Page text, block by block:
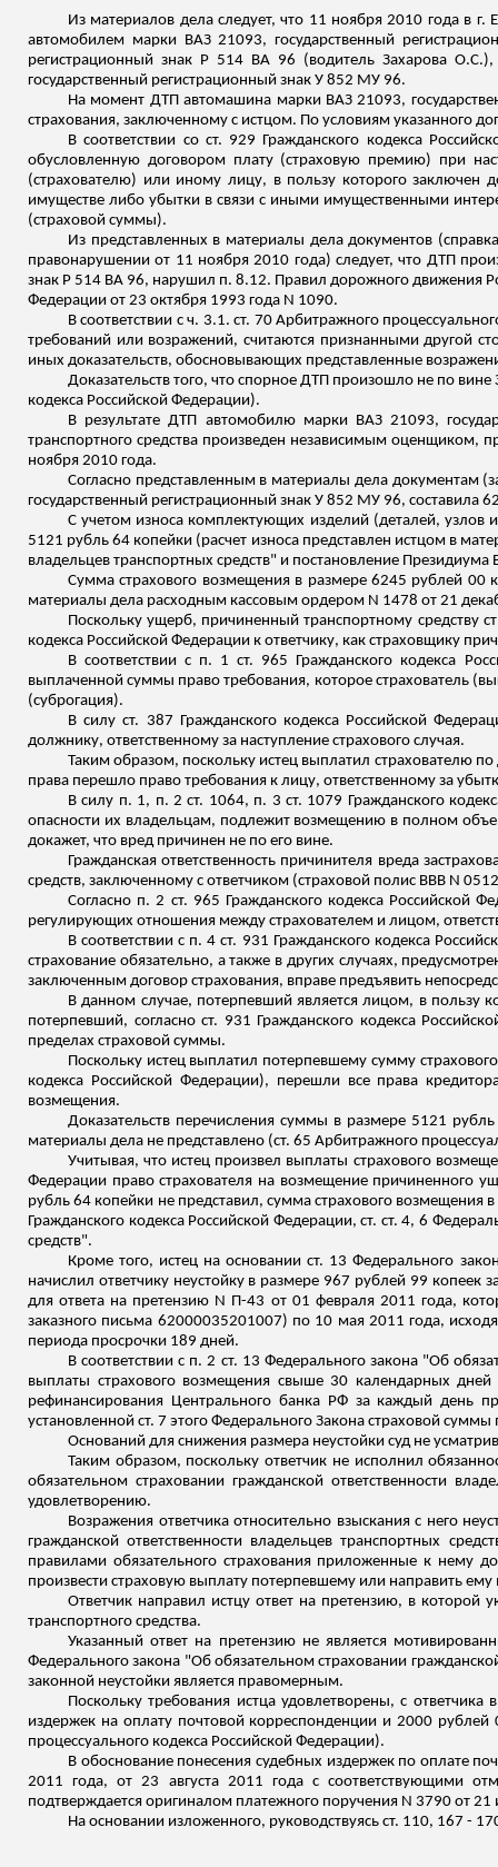
Из материалов дела следует, что 11 ноября 2010 года в
автомобилем марки ВАЗ 21093, государственный
регистрационный знак Р514 ВА 96 (водитель Захарова О.С.),
государственный регистрационный знак У 852 МУ 96.
На момент ДТП автомашина марки ВАЗ 21093,
страхования, заключенному с истцом. По условиям указанного
В соответствии со ст. 929 Гражданского кодекса
обусловленную договором плату (страховую премию) при
(страхователю) или иному лицу, в пользу которого заключен
имуществе либо убытки в связи с иными имущественными
(страховой суммы).
Из представленных в материалы дела документов
правонарушении от 11 ноября 2010 года) следует, что ДТП
знак Р 514 ВА 96, нарушил п. 8.12. Правил дорожного движения
Федерации от 23 октября 1993 года N 1090.
В соответствии с ч. 3.1. ст. 70 Арбитражного
требований или возражений, считаются признанными другой
иных доказательств, обосновывающих представленные
Доказательств того, что спорное ДТП произошло не по
кодекса Российской Федерации).
В результате ДТП автомобилю марки ВАЗ 21093,
транспортного средства произведен независимым оценщиком,
ноября 2010 года.
Согласно представленным в материалы дела документам
государственный регистрационный знак У 852 МУ 96, составила
С учетом износа комплектующих изделий (деталей, узлов
5121 рубль 64 копейки (расчет износа представлен истцом в
владельцев транспортных средств" и постановление
Сумма страхового возмещения в размере 6245 рублей 00
материалы дела расходным кассовым ордером N 1478 от 21
Поскольку ущерб, причиненный транспортному средству
кодекса Российской Федерации к ответчику, как страховщику
В соответствии с п. 1 ст. 965 Гражданского кодекса
выплаченной суммы право требования, которое страхователь
(суброгация).
В силу ст. 387 Гражданского кодекса Российской
должнику, ответственному за наступление страхового случая.
Таким образом, поскольку истец выплатил страхователю
права перешло право требования к лицу, ответственному за
В силу п. 1, п. 2 ст. 1064, п. 3 ст. 1079 Гражданского
опасности их владельцам, подлежит возмещению в полном
докажет, что вред причинен не по его вине.
Гражданская ответственность причинителя вреда
средств, заключенному с ответчиком (страховой полис ВВВ N
Согласно п. 2 ст. 965 Гражданского кодекса Российской
регулирующих отношения между страхователем и лицом,
В соответствии с п. 4 ст. 931 Гражданского кодекса
страхование обязательно, а также в других случаях,
заключенным договор страхования, вправе предъявить
В данном случае, потерпевший является лицом, в пользу
потерпевший, согласно ст. 931 Гражданского кодекса
пределах страховой суммы.
Поскольку истец выплатил потерпевшему сумму
кодекса Российской Федерации), перешли все права
возмещения.
Доказательств перечисления суммы в размере 5121
материалы дела не представлено (ст. 65 Арбитражного
Учитывая, что истец произвел выплаты страхового
Федерации право страхователя на возмещение причиненного
рубль 64 копейки не представил, сумма страхового возмещения
Гражданского кодекса Российской Федерации, ст. ст. 4, 6
средств".
Кроме того, истец на основании ст. 13 Федерального
начислил ответчику неустойку в размере 967 рублей 99 копеек
для ответа на претензию N П-43 от 01 февраля 2011 года,
заказного письма 62000035201007) по 10 мая 2011 года,
периода просрочки 189 дней.
В соответствии с п. 2 ст. 13 Федерального закона "Об
выплаты страхового возмещения свыше 30 календарных
рефинансирования Центрального банка РФ за каждый день
установленной ст. 7 этого Федерального Закона страховой
Оснований для снижения размера неустойки суд не
Таким образом, поскольку ответчик не исполнил
обязательном страховании гражданской ответственности
удовлетворению.
Возражения ответчика относительно взыскания с него
гражданской ответственности владельцев транспортных
правилами обязательного страхования приложенные к нему
произвести страховую выплату потерпевшему или направить
Ответчик направил истцу ответ на претензию, в которой
транспортного средства.
Указанный ответ на претензию не является
Федерального закона "Об обязательном страховании
законной неустойки является правомерным.
Поскольку требования истца удовлетворены, с
издержек на оплату почтовой корреспонденции и 2000
процессуального кодекса Российской Федерации).
В обоснование понесения судебных издержек по оплате
2011 года, от 23 августа 2011 года с соответствующими
подтверждается оригиналом платежного поручения N 3790 от
На основании изложенного, руководствуясь ст. 110, 167 -